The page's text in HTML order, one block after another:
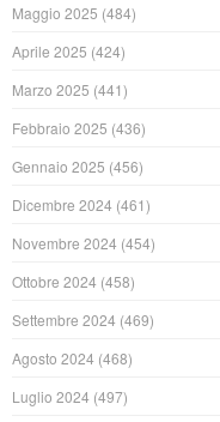
Maggio 2025 (484)
Aprile 2025 (424)
Marzo 2025 (441)
Febbraio 2025 (436)
Gennaio 2025 (456)
Dicembre 2024 (461)
Novembre 2024 (454)
Ottobre 2024 (458)
Settembre 2024 (469)
Agosto 2024 (468)
Luglio 2024 (497)